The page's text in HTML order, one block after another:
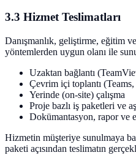
3.3 Hizmet Teslimatları
Danışmanlık, geliştirme, eğitim
yöntemlerden uygun olanı ile
Uzaktan bağlantı
Çevrim içi toplantı
Yerinde (on-site) çalışma
Proje bazlı iş paketleri ve
Dokümantasyon, rapor ve
Hizmetin müşteriye sunulmaya
paketi açısından teslimatın